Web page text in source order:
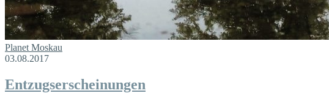
Planet Moskau
03.08.2017
Entzugserscheinungen